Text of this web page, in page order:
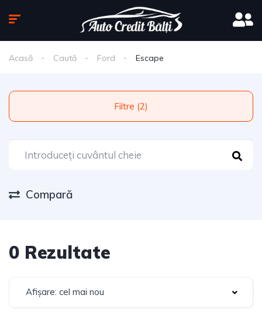
Acasă Caută Ford Escape
Filtre (2)
Compară
0 Rezultate
Afișare: cel mai nou